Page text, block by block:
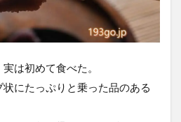
は初めて食べた。
にたっぷりと乗った品のある